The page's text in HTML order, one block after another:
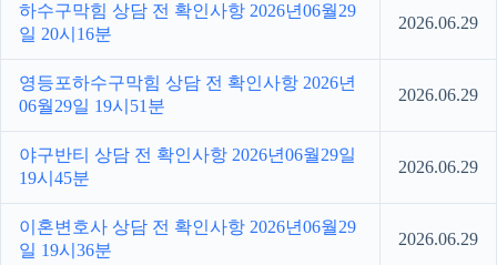
하수구막힘 상담 전 확인사항 2026년06월29
일 20시16분
2026.06.29
영등포하수구막힘 상담 전 확인사항 2026년
06월29일 19시51분
2026.06.29
야구반티 상담 전 확인사항 2026년06월29일
19시45분
2026.06.29
이혼변호사 상담 전 확인사항 2026년06월29
일 19시36분
2026.06.29